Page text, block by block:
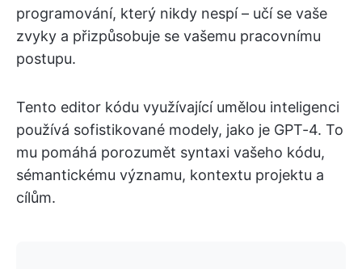
programování, který nikdy nespí – učí se vaše
zvyky a přizpůsobuje se vašemu pracovnímu
postupu.
Tento editor kódu využívající umělou inteligenci
používá sofistikované modely, jako je GPT-4. To
mu pomáhá porozumět syntaxi vašeho kódu,
sémantickému významu, kontextu projektu a
cílům.